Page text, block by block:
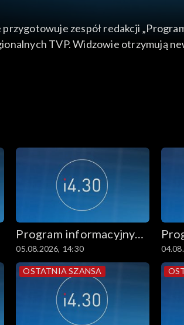
zespół redakcji
TVP. Widzowie otrzymują
Program informacyjny
14.30
05.08.2026, 14:30
OSTATNIA SZANSA